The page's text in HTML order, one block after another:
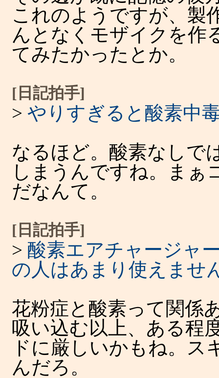
これのようですが、製
んとなくモザイクを作
てみたかったとか。
[日記拍手]
> やりすぎると酸素中
なるほど。酸素なしで
しまうんですね。まぁ
だなんて。
[日記拍手]
> 酸素エアチャージャ
の人はあまり使えませ
花粉症と酸素って関係
吸い込む以上、ある程
ドに厳しいかもね。
んだろ。